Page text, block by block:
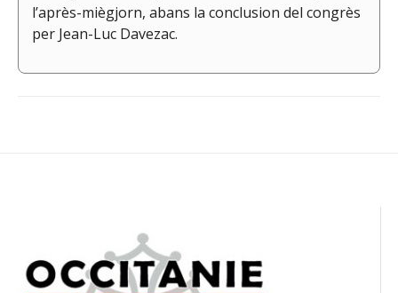
l’après-miègjorn, abans la conclusion del congrès
per Jean-Luc Davezac.